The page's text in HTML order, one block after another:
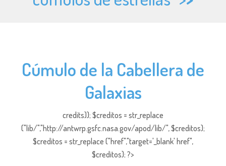
Cúmulo de la Cabellera de
Galaxias
credits)); $creditos = str_replace
("lib/","http://antwrp.gsfc.nasa.gov/apod/lib/", $creditos);
$creditos = str_replace ("href","target='_blank' href",
$creditos); ?>